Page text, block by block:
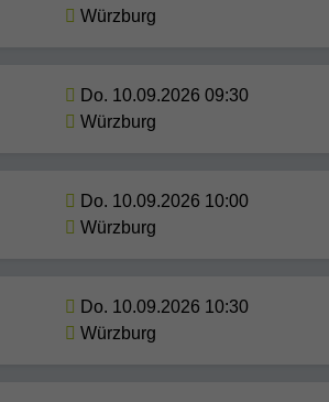
Würzburg
Do. 10.09.2026 09:30
Würzburg
Do. 10.09.2026 10:00
Würzburg
Do. 10.09.2026 10:30
Würzburg